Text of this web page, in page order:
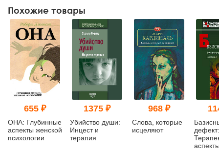
Похожие товары
655 ₽
ОНА: Глубинные
аспекты женской
психологии
1375 ₽
Убийство души:
Инцест и
терапия
968 ₽
Слова, которые
исцеляют
дефект: